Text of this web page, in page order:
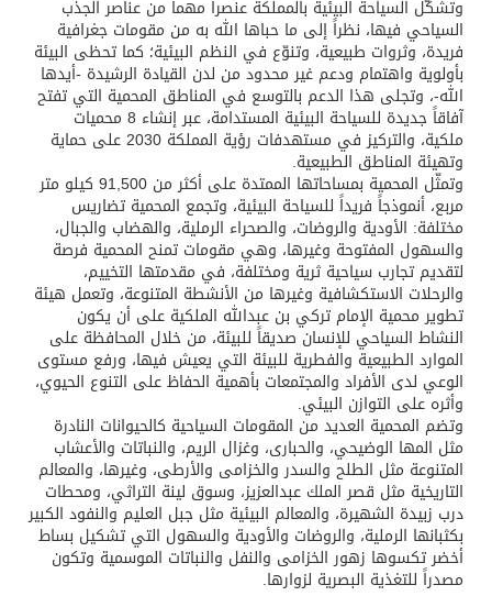
وتشكّل السياحة البيئية بالمملكة عنصراً مهماً من عناصر الجذب
السياحي فيها، نظراً إلى ما حباها الله به من مقومات جغرافية
فريدة، وثروات طبيعية، وتنوّع في النظم البيئية؛ كما تحظى البيئة
بأولوية واهتمام ودعم غير محدود من لدن القيادة الرشيدة -أيدها
الله-، وتجلى هذا الدعم بالتوسع في المناطق المحمية التي تفتح
آفاقاً جديدة للسياحة البيئية المستدامة، عبر إنشاء 8 محميات
ملكية، والتركيز في مستهدفات رؤية المملكة 2030 على حماية
وتهيئة المناطق الطبيعية.
وتمثّل المحمية بمساحاتها الممتدة على أكثر من 91,500 كيلو متر
مربع، أنموذجاً فريداً للسياحة البيئية، وتجمع المحمية تضاريس
مختلفة: الأودية والروضات، والصحراء الرملية، والهضاب والجبال،
والسهول المفتوحة وغيرها، وهي مقومات تمنح المحمية فرصة
لتقديم تجارب سياحية ثرية ومختلفة، في مقدمتها التخييم،
والرحلات الاستكشافية وغيرها من الأنشطة المتنوعة، وتعمل هيئة
تطوير محمية الإمام تركي بن عبدالله الملكية على أن يكون
النشاط السياحي للإنسان صديقاً للبيئة، من خلال المحافظة على
الموارد الطبيعية والفطرية للبيئة التي يعيش فيها، ورفع مستوى
الوعي لدى الأفراد والمجتمعات بأهمية الحفاظ على التنوع الحيوي،
وأثره على التوازن البيئي.
وتضم المحمية العديد من المقومات السياحية كالحيوانات النادرة
مثل المها الوضيحي، والحبارى، وغزال الريم، والنباتات والأعشاب
المتنوعة مثل الطلح والسدر والخزامى والأرطى، وغيرها، والمعالم
التاريخية مثل قصر الملك عبدالعزيز، وسوق لينة التراثي، ومحطات
درب زبيدة الشهيرة، والمعالم البيئية مثل جبل العليم والنفود الكبير
بكثبانها الرملية، والروضات والأودية والسهول التي تشكيل بساط
أخضر تكسوها زهور الخزامى والنفل والنباتات الموسمية وتكون
مصدراً للتغذية البصرية لزوارها.